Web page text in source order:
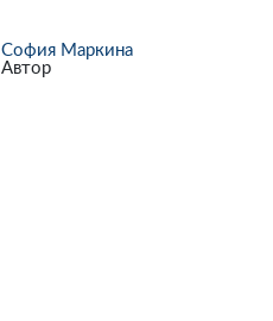
София Маркина
Автор